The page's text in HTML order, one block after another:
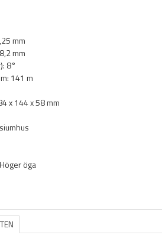
mm
mm
8°
141 m
x 144 x 58 mm
öga